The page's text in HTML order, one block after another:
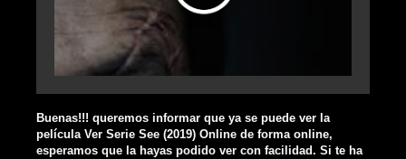
Buenas!!! queremos informar que ya se puede ver la
película Ver Serie See (2019) Online de forma online,
esperamos que la hayas podido ver con facilidad. Si te ha